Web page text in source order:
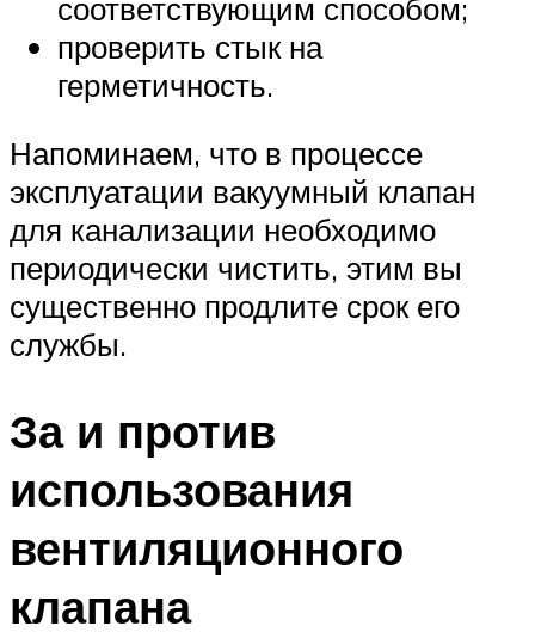
соответствующим способом;
проверить стык на
герметичность.
Напоминаем, что в процессе
эксплуатации вакуумный клапан
для канализации необходимо
периодически чистить, этим вы
существенно продлите срок его
службы.
За и против
использования
вентиляционного
клапана